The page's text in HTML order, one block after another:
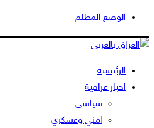
الوضع المظلم
الرئيسية
اخبار عراقية
سياسي
امني وعسكري